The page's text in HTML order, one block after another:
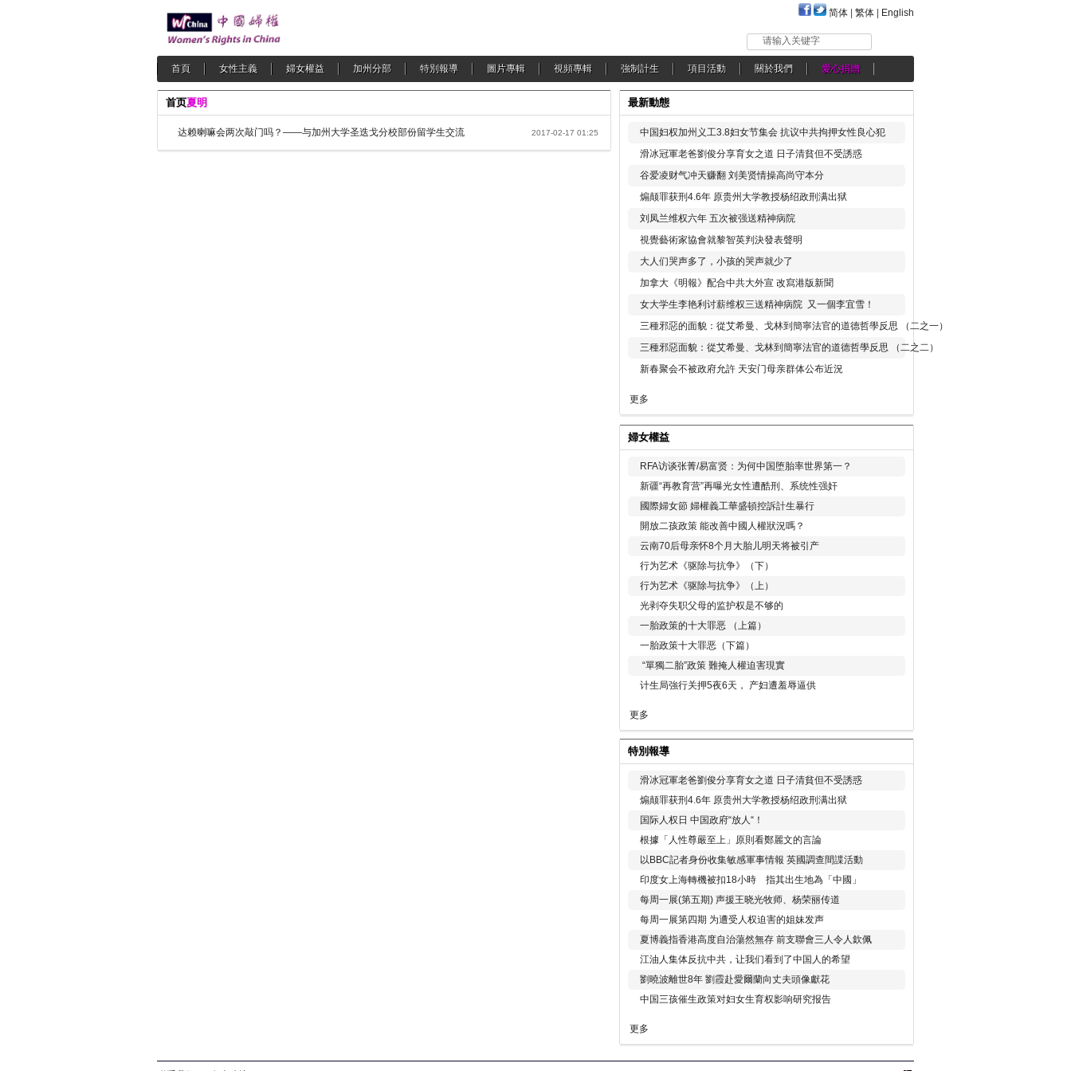
简体 繁体 English
请输入关键字
首頁 女性主義 婦女權益 加州分部 特別報導 圖片專輯 視頻專輯 強制計生 項目活動 關於我們 愛心捐贈
首页夏明
达赖喇嘛会两次敲门吗？——与加州大学圣迭戈分校部份留学生交流 2017-02-17 01:25
最新動態
中国妇权加州义工3.8妇女节集会 抗议中共拘押女性良心犯
滑冰冠軍老爸劉俊分享育女之道 日子清貧但不受誘惑
谷爱凌财气冲天赚翻 刘美贤情操高尚守本分
煽颠罪获刑4.6年 原贵州大学教授杨绍政刑满出狱
刘凤兰维权六年 五次被强送精神病院
視覺藝術家協會就黎智英判決發表聲明
大人们哭声多了，小孩的哭声就少了
加拿大《明報》配合中共大外宣 改寫港版新聞
女大学生李艳利讨薪维权三送精神病院 又一個李宜雪！
三種邪惡的面貌：從艾希曼、戈林到簡寧法官的道德哲學反思 （二之一）
三種邪惡面貌：從艾希曼、戈林到簡寧法官的道德哲學反思 （二之二）
新春聚会不被政府允許 天安门母亲群体公布近況
更多
婦女權益
RFA访谈张菁/易富贤：为何中国堕胎率世界第一？
新疆“再教育营”再曝光女性遭酷刑、系统性强奸
國際婦女節 婦權義工華盛頓控訴計生暴行
開放二孩政策 能改善中國人權狀況嗎？
云南70后母亲怀8个月大胎儿明天将被引产
行为艺术《驱除与抗争》（下）
行为艺术《驱除与抗争》（上）
光剥夺失职父母的监护权是不够的
一胎政策的十大罪恶 （上篇）
一胎政策十大罪恶（下篇）
“單獨二胎”政策 難掩人權迫害現實
计生局強行关押5夜6天， 产妇遭羞辱逼供
更多
特別報導
滑冰冠軍老爸劉俊分享育女之道 日子清貧但不受誘惑
煽颠罪获刑4.6年 原贵州大学教授杨绍政刑满出狱
国际人权日 中国政府“放人“！
根據「人性尊嚴至上」原則看鄭麗文的言論
以BBC記者身份收集敏感軍事情報 英國調查間諜活動
印度女上海轉機被扣18小時 指其出生地為「中國」
每周一展(第五期) 声援王晓光牧师、杨荣丽传道
每周一展第四期 为遭受人权迫害的姐妹发声
夏博義指香港高度自治蕩然無存 前支聯會三人令人欽佩
江油人集体反抗中共，让我们看到了中国人的希望
劉曉波離世8年 劉霞赴愛爾蘭向丈夫頭像獻花
中国三孩催生政策对妇女生育权影响研究报告
更多